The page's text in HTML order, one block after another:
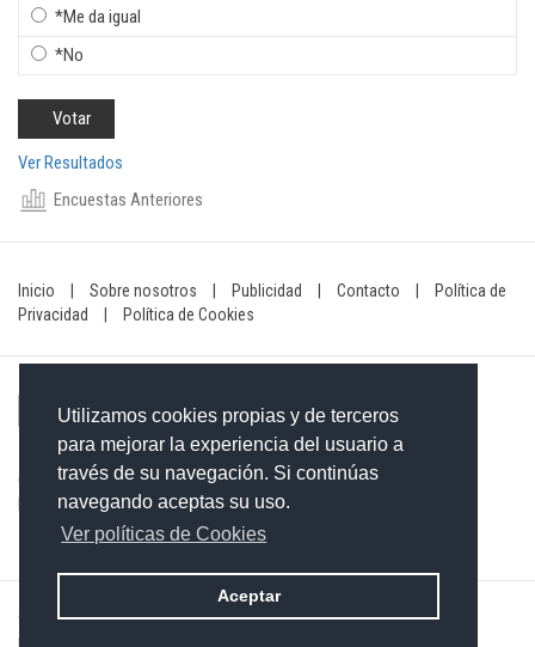
Utilizamos cookies propias y de terceros
para mejorar la experiencia del usuario a
través de su navegación. Si continúas
navegando aceptas su uso.
Ver políticas de Cookies
Aceptar
*Me da igual
*No
Ver Resultados
Encuestas Anteriores
Inicio Sobre nosotros Publicidad Contacto
Política de
Privacidad
Política de Cookies
Contacto: 849-754-4472
Email:redaccionxtra@gmail.com/ redaccionextra@gmail.com
©2026 Grupo Informativo Dominicano S.R.L. Todos los derechos
reservados. Desarrollado por